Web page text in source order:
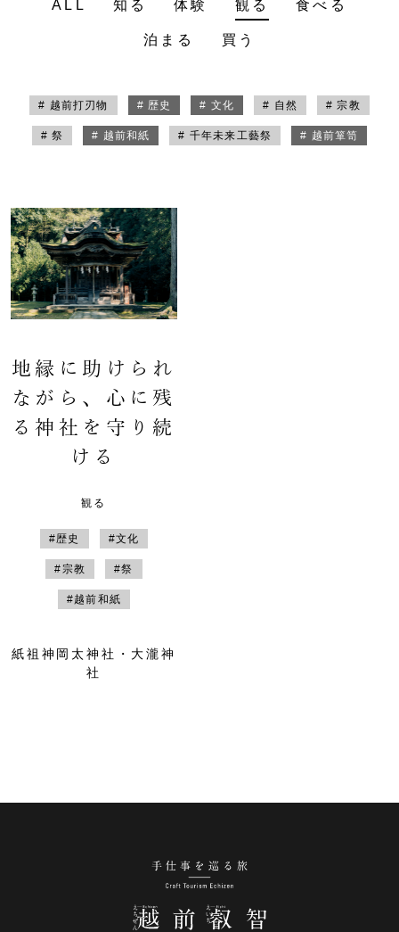
ALL 知る 体験 観る 食べる
泊まる 買う
# 越前打刃物 # 歴史 # 文化 # 自然 # 宗教
# 祭 # 越前和紙 # 千年未来工藝祭 # 越前箪笥
地縁に助けられ
ながら、心に残
る神社を守り続
ける
観る
#歴史 #文化
#宗教 #祭
#越前和紙
紙祖神岡太神社・大瀧神
社